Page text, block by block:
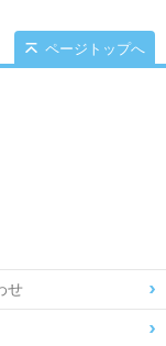
ページトップへ
せ